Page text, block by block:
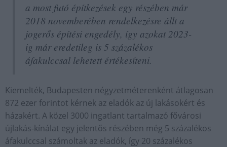
a most futó építkezések egy részében már
2018 novemberében rendelkezésre állt a
jogerős építési engedély, így azokat 2023-
ig már eredetileg is 5 százalékos
áfakulccsal lehetett értékesíteni.
Kiemelték, Budapesten négyzetméterenként átlagosan
872 ezer forintot kérnek az eladók az új lakásokért és
házakért. A közel 3000 ingatlant tartalmazó fővárosi
újlakás-kínálat egy jelentős részében még 5 százalékos
áfakulccsal számoltak az eladók, így 20 százalékos